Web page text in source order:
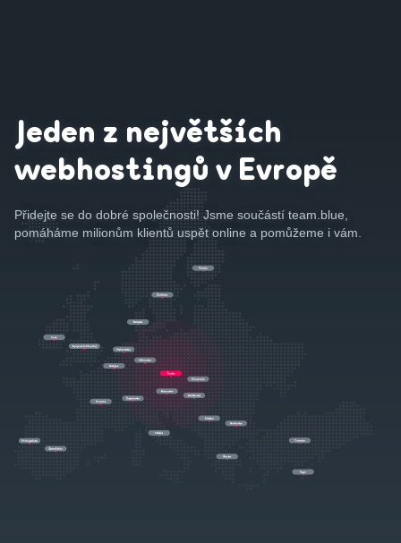
Jeden z největších
webhostingů v Evropě
Přidejte se do dobré společnosti! Jsme součástí team.blue,
pomáháme milionům klientů uspět online a pomůžeme i vám.